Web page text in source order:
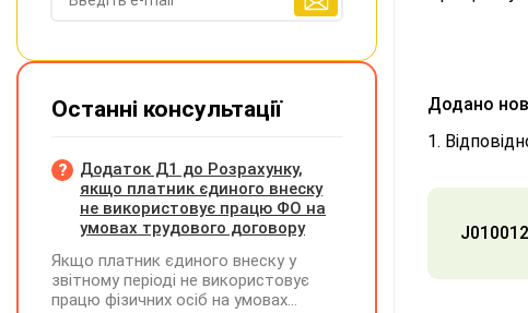
Додано
1.
Останні консультації
Додаток Д1 до Розрахунку,
якщо платник єдиного внеску
не використовує працю ФО на
умовах трудового договору
Якщо платник єдиного внеску у
звітному періоді не використовує
працю фізичних осіб на умовах